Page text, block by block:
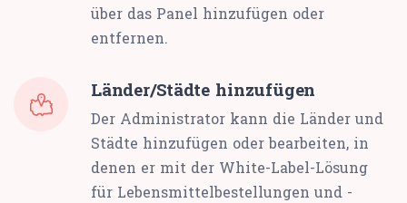
über das Panel hinzufügen oder
entfernen.
Länder/Städte hinzufügen
Der Administrator kann die Länder und
Städte hinzufügen oder bearbeiten, in
denen er mit der White-Label-Lösung
für Lebensmittelbestellungen und -